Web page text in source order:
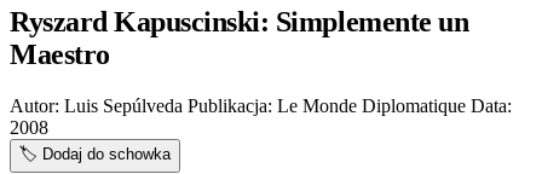
Ryszard Kapuscinski: Simplemente un
Maestro
Autor: Luis Sepúlveda Publikacja: Le Monde Diplomatique Data:
2008
🏷️ Dodaj do schowka